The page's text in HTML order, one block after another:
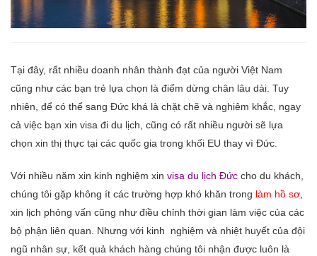
Tại đây, rất nhiều doanh nhân thành đạt của người Việt Nam
cũng như các bạn trẻ lựa chọn là điểm dừng chân lâu dài. Tuy
nhiên, để có thể sang Đức khá là chặt chẽ và nghiêm khắc, ngay
cả việc bạn xin visa đi du lịch, cũng có rất nhiều người sẽ lựa
chọn xin thị thực tại các quốc gia trong khối EU thay vì Đức.
Với nhiều năm xin kinh nghiệm xin visa du lịch Đức cho du khách,
chúng tôi gặp không ít các trường hợp khó khăn trong làm hồ sơ,
xin lịch phỏng vấn cũng như điều chỉnh thời gian làm việc của các
bộ phận liên quan. Nhưng với kinh nghiệm và nhiệt huyết của đội
ngũ nhân sự, kết quả khách hàng chúng tôi nhận được luôn là